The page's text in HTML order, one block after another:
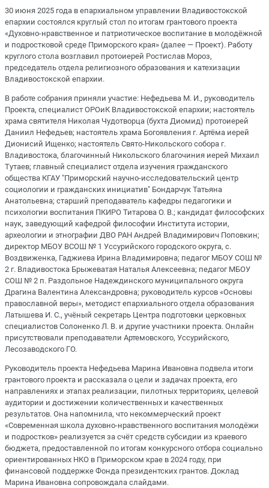
30 июня 2025 года в епархиальном управлении Владивостокской
епархии состоялся круглый стол по итогам грантового проекта
«Духовно-нравственное и патриотическое воспитание в молодёжной
и подростковой среде Приморского края» (далее — Проект). Работу
круглого стола возглавил протоиерей Ростислав Мороз,
председатель отдела религиозного образования и катехизации
Владивостокской епархии.
В работе собрания приняли участие: Нефедьева М. И., руководитель
Проекта, специалист ОРОиК Владивостокской епархии; настоятель
храма святителя Николая Чудотворца (бухта Диомид) протоиерей
Даниил Нефедьев; настоятель храма Богоявления г. Артёма иерей
Дионисий Ищенко; настоятель Свято-Никольского собора г.
Владивостока, благочинный Никольского благочиния иерей Михаил
Тутаев; главный специалист отдела изучения гражданского
общества КГАУ "Приморский научно-исследовательский центр
социологии и гражданских инициатив" Бондарчук Татьяна
Анатольевна; старший преподаватель кафедры педагогики и
психологии воспитания ПКИРО Титарова О. В.; кандидат философских
наук, заведующий кафедрой философии Института истории,
археологии и этнографии ДВО РАН Андрей Владимирович Поповкин;
директор МБОУ ВСОШ № 1 Уссурийского городского округа, с.
Воздвиженка, Гаджиева Ирина Владимировна; педагог МБОУ СОШ №
2 г. Владивостока Брыжеватая Наталья Алексеевна; педагог МБОУ
СОШ № 2 п. Раздольное Надеждинского муниципального округа
Драгина Валентина Александровна; руководитель курсов «Основы
православной веры», методист епархиального отдела образования
Латышева И. С., учёный секретарь Центра подготовки церковных
специалистов Солоненко Л. В. и другие участники проекта. Онлайн
присутствовали преподаватели Артемовского, Уссурийского,
Лесозаводского ГО.
Руководитель проекта Нефедьева Марина Ивановна подвела итоги
грантового проекта и рассказала о цели и задачах проекта, его
направлениях и этапах реализации, пилотных территориях, целевой
аудитории и достижении количественных и качественных
результатов. Она напомнила, что некоммерческий проект
«Современная школа духовно-нравственного воспитания молодёжи
и подростков» реализуется за счёт средств субсидии из краевого
бюджета, предоставленной по итогам конкурсного отбора социально
ориентированных НКО в Приморском крае в 2024 году, при
финансовой поддержке Фонда президентских грантов. Доклад
Марина Ивановна сопровождала слайдами.